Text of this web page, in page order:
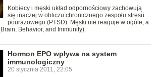
Kobiecy i męski układ odpornościowy zachowują
się inaczej w obliczu chronicznego zespołu stresu
pourazowego (PTSD). Męski nie reaguje w ogóle, a
Behavior, and Immunity).
Hormon EPO wpływa na system
immunologiczny
20 stycznia 2011, 22:05